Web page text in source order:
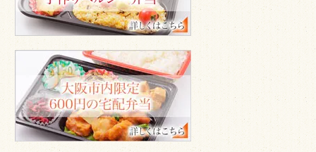
宅
配
弁
当